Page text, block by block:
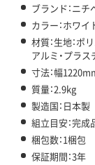
ブランド：ニチ
カラー：ホワイ
材質：生地：ポ
アルミ・プラス
寸法：幅
質量：2.9kg
製造国：日本製
組立目安：完成
梱包数：1梱包
保証期間：3年